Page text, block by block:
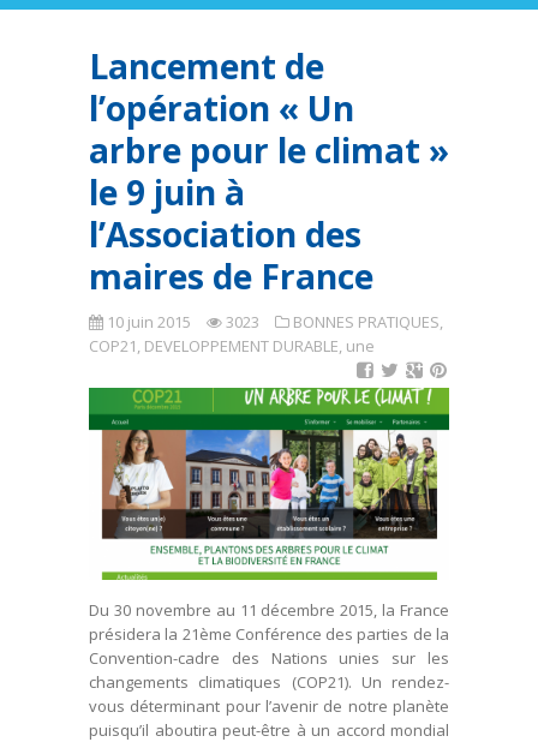
Lancement de
l’opération « Un
arbre pour le climat »
le 9 juin à
l’Association des
maires de France
10 juin 2015 3023 BONNES PRATIQUES,
COP21, DEVELOPPEMENT DURABLE, une
Du 30 novembre au 11 décembre 2015, la France
présidera la 21ème Conférence des parties de la
Convention-cadre des Nations unies sur les
changements climatiques (COP21). Un rendez-
vous déterminant pour l’avenir de notre planète
puisqu’il aboutira peut-être à un accord mondial